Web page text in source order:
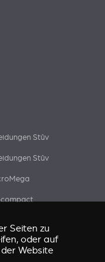
Stûv
Stûv
Seiten zu
oder auf
Website